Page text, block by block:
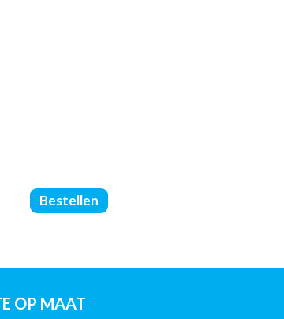
Softcover
Boeken
-
(80/Offset)
Bestellen
OP MAAT